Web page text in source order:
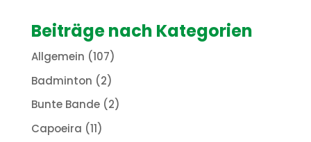
Beiträge nach Kategorien
Allgemein (107)
Badminton (2)
Bunte Bande(2)
Capoeira (11)